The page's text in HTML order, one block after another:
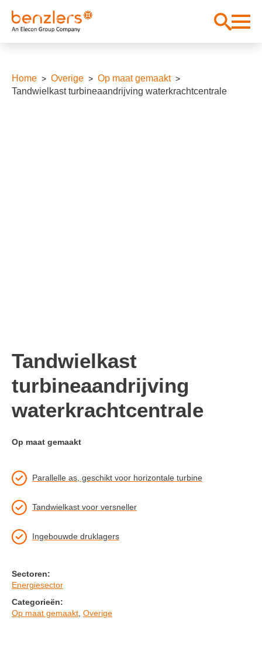
Home Overige
Op maat gemaakt
Tandwielkast turbineaandrijving waterkrachtcentrale
Tandwielkast
turbineaandrijving
waterkrachtcentrale
Op maat gemaakt
Parallelle as, geschikt voor horizontale turbine
Tandwielkast voor versneller
Ingebouwde druklagers
Sectoren:
Energiesector
Categorieën:
Op maat gemaakt Overige